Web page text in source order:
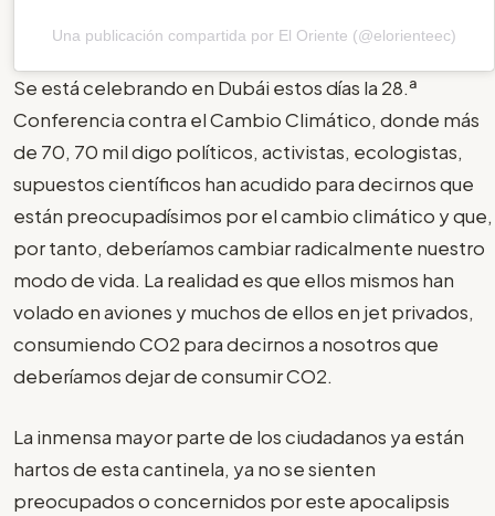
Una publicación compartida por El Oriente (@elorienteec)
Se está celebrando en Dubái estos días la 28.ª
Conferencia contra el Cambio Climático, donde más
de 70, 70 mil digo políticos, activistas, ecologistas,
supuestos científicos han acudido para decirnos que
están preocupadísimos por el cambio climático y que,
por tanto, deberíamos cambiar radicalmente nuestro
modo de vida. La realidad es que ellos mismos han
volado en aviones y muchos de ellos en jet privados,
consumiendo CO2 para decirnos a nosotros que
deberíamos dejar de consumir CO2.
La inmensa mayor parte de los ciudadanos ya están
hartos de esta cantinela, ya no se sienten
preocupados o concernidos por este apocalipsis